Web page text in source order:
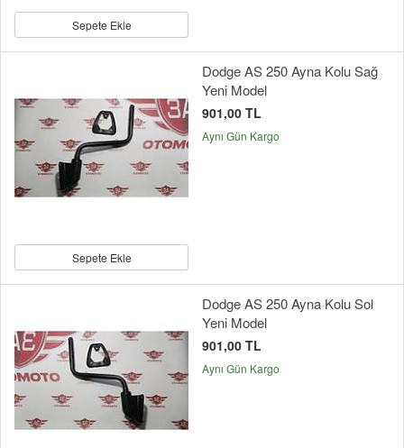
Sepete Ekle
Sepete Ekle
Dodge AS 250 Ayna Kolu Sağ
Yeni Model
901,00 TL
Aynı Gün Kargo
Dodge AS 250 Ayna Kolu Sol
Yeni Model
901,00 TL
Aynı Gün Kargo